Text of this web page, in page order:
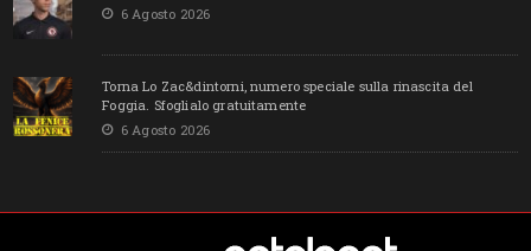
6 Agosto 2026
Torna Lo Zac&dintorni, numero speciale sulla rinascita del
Foggia. Sfoglialo gratuitamente
6 Agosto 2026